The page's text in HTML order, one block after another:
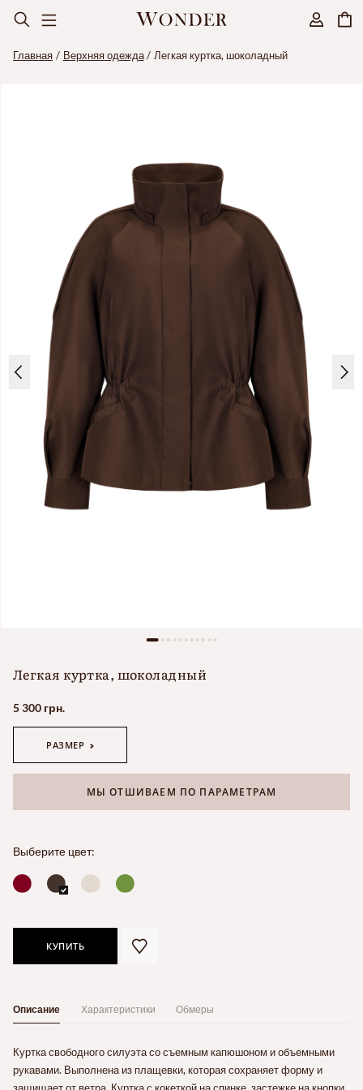
Главная Верхняя одежда Легкая куртка, шоколадный
Легкая куртка, шоколадный
5 300 грн.
РАЗМЕР
МЫ ОТШИВАЕМ ПО ПАРАМЕТРАМ
Выберите цвет:
КУПИТЬ
Описание Характеристики Обмеры
Куртка свободного силуэта со съемным капюшоном и объемными
рукавами. Выполнена из плащевки, которая сохраняет форму и
защищает от ветра. Куртка с кокеткой на спинке, застежке на кнопки